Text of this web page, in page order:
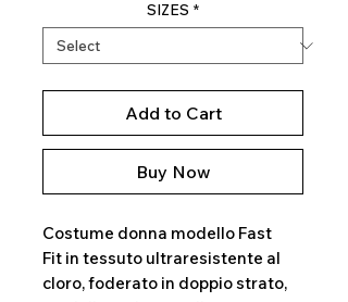
SIZES *
Add to Cart
Buy Now
Costume donna modello Fast
Fit in tessuto ultraresistente al
cloro, foderato in doppio strato,